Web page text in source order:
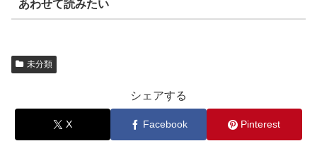
あわせて読みたい
未分類
シェアする
X Facebook Pinterest